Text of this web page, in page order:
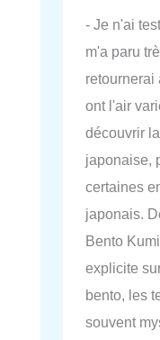
- Je n'ai
m'a paru
retournerai
ont l'air
découvrir
japonaise,
certaines
japonais.
Bento
explicite
bento, les
souvent